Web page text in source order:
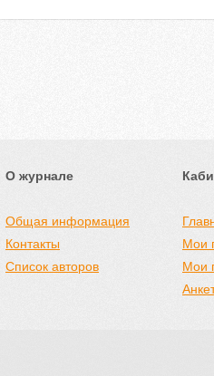
О журнале
Общая информация
Контакты
Список авторов
Мои
Мои